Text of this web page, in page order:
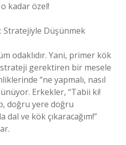
kadar özel!
Stratejiyle Düşünmek
odaklıdır. Yani, primer kök
gerektiren bir mesele
“ne yapmalı, nasıl
Erkekler, “Tabii ki!
doğru yere doğru
ve kök çıkaracağım!”